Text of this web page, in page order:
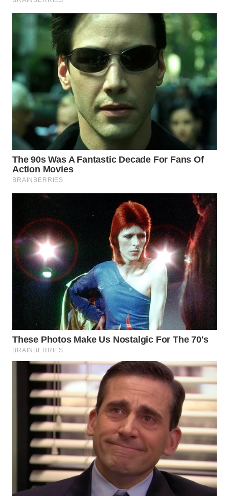
Wahana
Group
WAHANA
WAHANA
TANI
WAHANA
ADVOKAT
WAHANA
INFRASTRUKTUR
KONSUMEN
WAHANA
LISTRIK
WAHANA
TRAVEL
WAHANA
TV
WAHANANEWS
CO ID
WAHANANEWS
NET
WAHANA
SPORT